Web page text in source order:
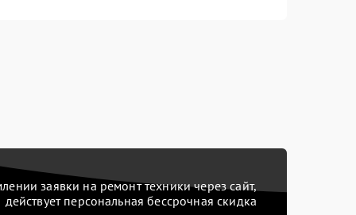
заявки на ремонт техники через сайт,
действует персональная бессрочная скидка